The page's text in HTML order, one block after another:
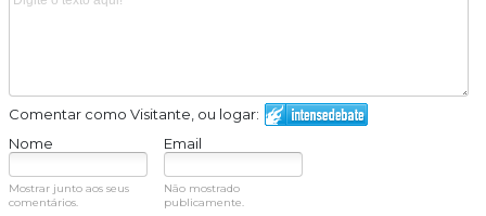
Comentar como Visitante, ou logar:
Nome
Email
Mostrar junto aos seus
comentários.
Não mostrado
publicamente.